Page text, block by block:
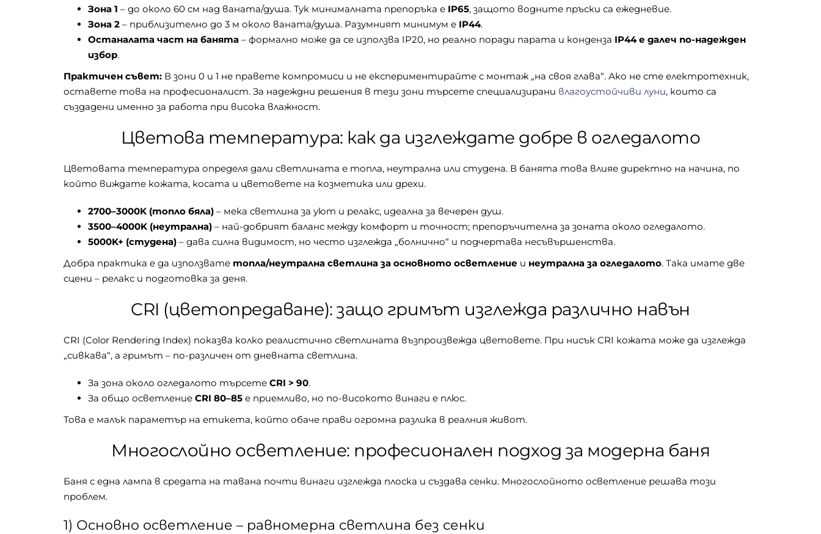
Зона 1 – до около 60 см над ваната/душа. Тук минималната препоръка е IP65, защото водните пръски са ежедневие.
Зона 2 – приблизително до 3 м около ваната/душа. Разумният минимум е IP44.
Останалата част на банята – формално може да се използва IP20, но реално поради парата и конденза IP44 е далеч по-надежден
избор.
Практичен съвет: В зони 0 и 1 не правете компромиси и не експериментирайте с монтаж „на своя глава“. Ако не сте електротехник,
оставете това на професионалист. За надеждни решения в тези зони търсете специализирани влагоустойчиви луни, които са
създадени именно за работа при висока влажност.
Цветова температура: как да изглеждате добре в огледалото
Цветовата температура определя дали светлината е топла, неутрална или студена. В банята това влияе директно на начина, по
който виждате кожата, косата и цветовете на козметика или дрехи.
2700–3000K (топло бяла) – мека светлина за уют и релакс, идеална за вечерен душ.
3500–4000K (неутрална) – най-добрият баланс между комфорт и точност; препоръчителна за зоната около огледалото.
5000K+ (студена) – дава силна видимост, но често изглежда „болнично“ и подчертава несъвършенства.
Добра практика е да използвате топла/неутрална светлина за основното осветление и неутрална за огледалото. Така имате две
сцени – релакс и подготовка за деня.
CRI (цветопредаване): защо гримът изглежда различно навън
CRI (Color Rendering Index) показва колко реалистично светлината възпроизвежда цветовете. При нисък CRI кожата може да изглежда
„сивкава“, а гримът – по-различен от дневната светлина.
За зона около огледалото търсете CRI > 90.
За общо осветление CRI 80–85 е приемливо, но по-високото винаги е плюс.
Това е малък параметър на етикета, който обаче прави огромна разлика в реалния живот.
Многослойно осветление: професионален подход за модерна баня
Баня с една лампа в средата на тавана почти винаги изглежда плоска и създава сенки. Многослойното осветление решава този
проблем.
1) Основно осветление – равномерна светлина без сенки